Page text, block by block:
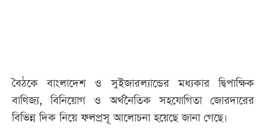
বৈঠকে বাংলাদেশ ও সুইজারল্যান্ডের মধ্যকার দ্বিপাক্ষিক
বাণিজ্য, বিনিয়োগ ও অর্থনৈতিক সহযোগিতা জোরদারের
বিভিন্ন দিক নিয়ে ফলপ্রসূ আলোচনা হয়েছে জানা গেছে।